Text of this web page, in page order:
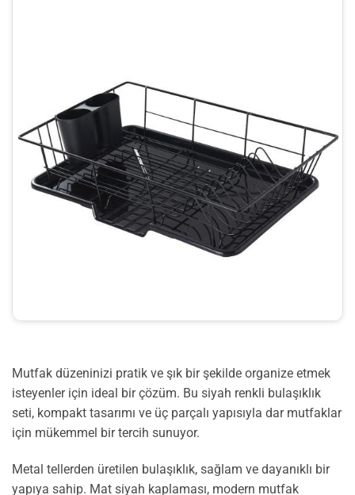
Mutfak düzeninizi pratik ve şık bir şekilde organize etmek
isteyenler için ideal bir çözüm. Bu siyah renkli bulaşıklık
seti, kompakt tasarımı ve üç parçalı yapısıyla dar mutfaklar
için mükemmel bir tercih sunuyor.
Metal tellerden üretilen bulaşıklık, sağlam ve dayanıklı bir
yapıya sahip. Mat siyah kaplaması, modern mutfak